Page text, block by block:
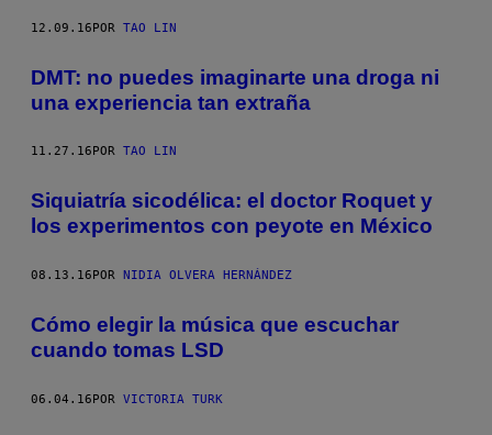
12.09.16POR TAO LIN
DMT: no puedes imaginarte una droga ni
una experiencia tan extraña
11.27.16 POR TAO LIN
Siquiatría sicodélica: el doctor Roquet y
los experimentos con peyote en México
08.13.16POR NIDIA OLVERA HERNÁNDEZ
Cómo elegir la música que escuchar
cuando tomas LSD
06.04.16POR VICTORIA TURK